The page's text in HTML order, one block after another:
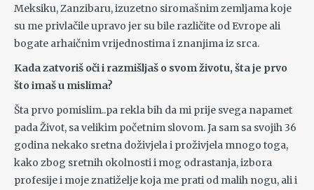
Meksiku, Zanzibaru, izuzetno siromašnim zemljama koje
su me privlačile upravo jer su bile različite od Evrope ali
bogate arhaičnim vrijednostima i znanjima iz srca.
Kada zatvoriš oči i razmišljaš o svom životu, šta je prvo
što imaš u mislima?
Šta prvo pomislim..pa rekla bih da mi prije svega napamet
pada Život, sa velikim početnim slovom. Ja sam sa svojih 36
godina nekako sretna doživjela i proživjela mnogo toga,
kako zbog sretnih okolnosti i mog odrastanja, izbora
profesije i moje znatiželje koja me prati od malih nogu, ali i